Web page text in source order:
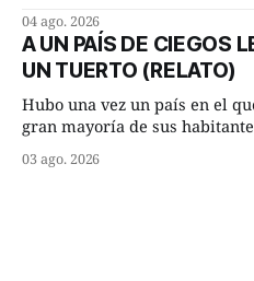
lugar del río que debía este
curva que la corriente fluvial
Habían dispuesto que
04 ago. 2026
A UN PAÍS DE CIEGOS
UN TUERTO (RELATO)
Hubo una vez un país en el
gran mayoría de sus
superiores en número a los
03 ago. 2026